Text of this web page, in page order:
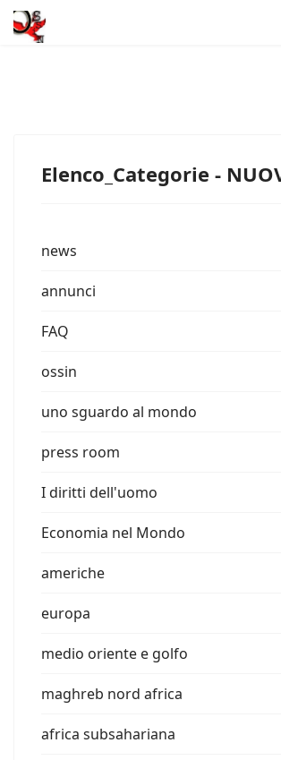
Elenco_Categorie -
news
annunci
FAQ
ossin
uno sguardo al mondo
press room
I diritti dell'uomo
Economia nel Mondo
americhe
europa
medio oriente e golfo
maghreb nord africa
africa subsahariana